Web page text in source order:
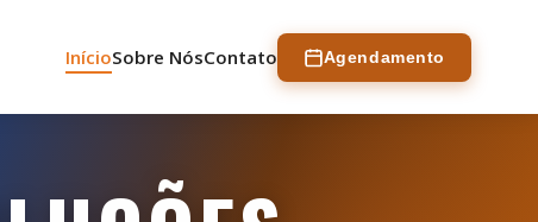
InícioSobre NósContato Agendamento